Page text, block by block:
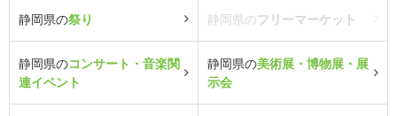
静岡県の祭り 静岡県のフリーマーケット
静岡県のコンサート・音楽関
連イベント
静岡県の美術展・博物展・展
示会